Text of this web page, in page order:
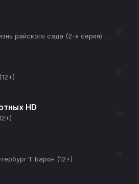
Не райская жизнь райского сада (2-я серия) (12+)
☆
☆
HD ☆
1: Барон (12+)
☆